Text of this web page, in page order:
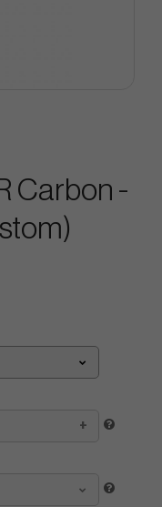
Carbon -